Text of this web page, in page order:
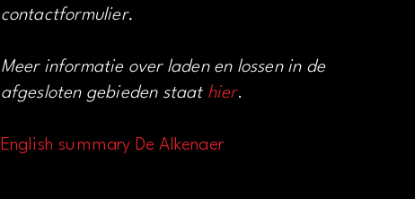
contactformulier.
Meer informatie over laden en lossen in de
afgesloten gebieden staat hier.
English summary De Alkenaer